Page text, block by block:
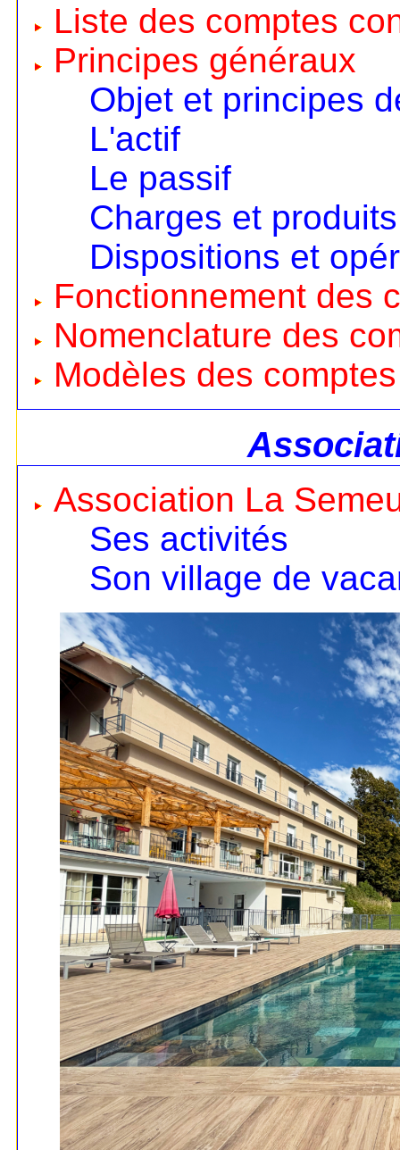
Liste des comptes
Principes généraux
Objet et principes
L'actif
Le passif
Charges et produits
Dispositions et
Fonctionnement des
Nomenclature des
Modèles des
Association La
Ses activités
Son village de